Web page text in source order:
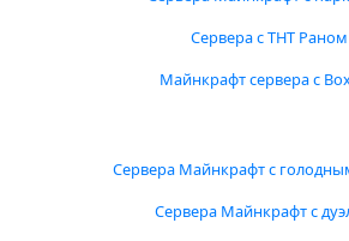
Сервера с ТНТ Раном
Майнкрафт сервера с
Сервера Майнкрафт с
Сервера Майнкрафт с